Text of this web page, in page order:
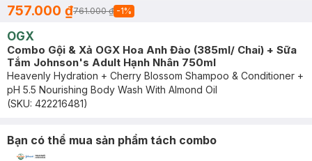
757.000 ₫761.000 ₫ -1%
OGX
Combo Gội & Xả OGX Hoa Anh Đào (385ml/ Chai) + Sữa
Tắm Johnson's Adult Hạnh Nhân 750ml
Heavenly Hydration + Cherry Blossom Shampoo & Conditioner +
pH 5.5 Nourishing Body Wash With Almond Oil
(SKU: 422216481)
Bạn có thể mua sản phẩm tách combo